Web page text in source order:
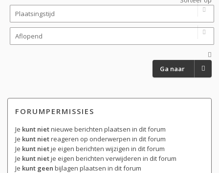
Ga naar
FORUMPERMISSIES
Je kunt nietnieuwe berichten plaatsen in dit forum
Je kunt nietreageren op onderwerpen in dit forum
Je kunt nietje eigen berichten wijzigen in dit forum
Je kunt nietje eigen berichten verwijderen in dit forum
Je kunt geen bijlagen plaatsen in dit forum